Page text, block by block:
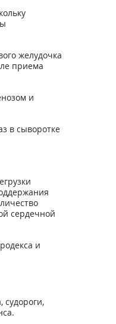
желудочка
приема
и
в сыворотке
сердечной
и